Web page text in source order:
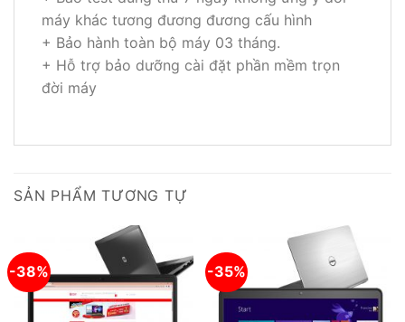
máy khác tương đương đương cấu hình
+ Bảo hành toàn bộ máy 03 tháng.
+ Hỗ trợ bảo dưỡng cài đặt phần mềm trọn
đời máy
SẢN PHẨM TƯƠNG TỰ
-38% -35%